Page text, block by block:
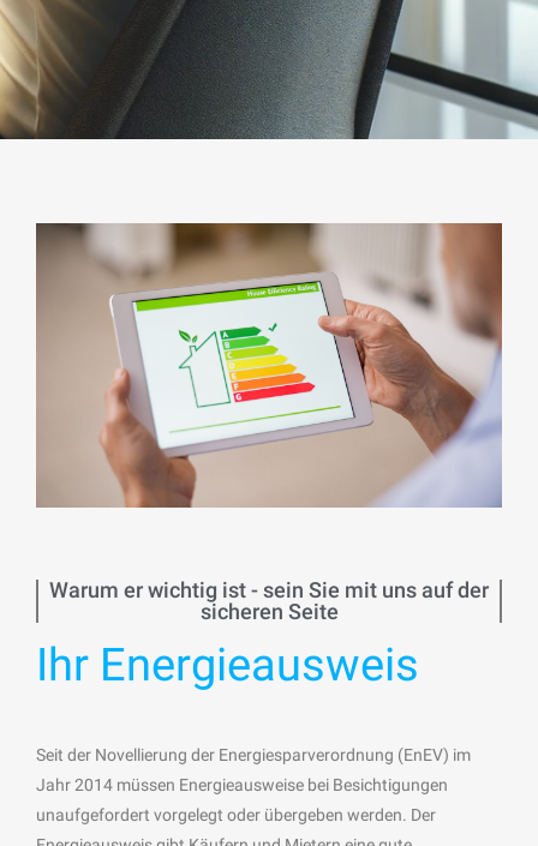
Warum er wichtig ist - sein Sie mit uns auf der
sicheren Seite
Ihr Energieausweis
Seit der Novellierung der Energiesparverordnung (EnEV) im
Jahr 2014 müssen Energieausweise bei Besichtigungen
unaufgefordert vorgelegt oder übergeben werden. Der